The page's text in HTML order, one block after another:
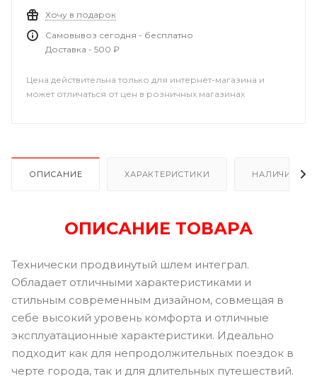
Хочу в подарок
Самовывоз сегодня - бесплатно
Доставка - 500 ₽
Цена действительна только для интернет-магазина и
может отличаться от цен в розничных магазинах
ОПИСАНИЕ ХАРАКТЕРИСТИКИ НАЛИЧИЕ В
ОПИСАНИЕ ТОВАРА
Технически продвинутый шлем интеграл.
Обладает отличными характеристиками и
стильным современным дизайном, совмещая в
себе высокий уровень комфорта и отличные
эксплуатационные характеристики. Идеально
подходит как для непродолжительных поездок в
черте города, так и для длительных путешествий.